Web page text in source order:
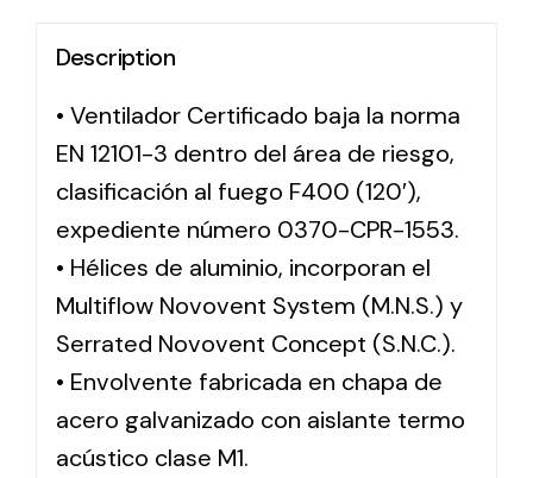
Description
• Ventilador Certificado baja la norma
EN 12101-3 dentro del área de riesgo,
clasificación al fuego F400 (120′),
expediente número 0370-CPR-1553.
• Hélices de aluminio, incorporan el
Multiflow Novovent System (M.N.S.) y
Serrated Novovent Concept (S.N.C.).
• Envolvente fabricada en chapa de
acero galvanizado con aislante termo
acústico clase M1.